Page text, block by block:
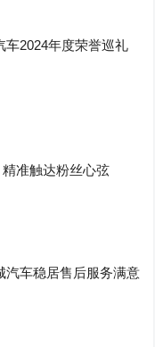
车2024年度荣誉巡礼
准触达粉丝心弦
汽车稳居售后服务满意